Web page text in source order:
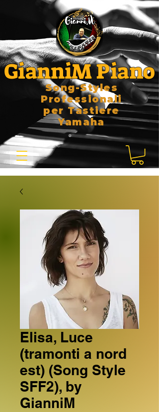
GianniM Piano
Song-Styles
Professionali
per Tastiere
Yamaha
Elisa, Luce
(tramonti a nord
est) (Song Style
SFF2), by
GianniM